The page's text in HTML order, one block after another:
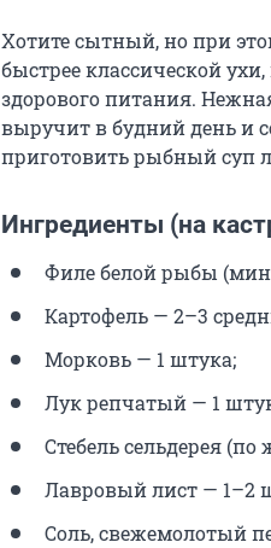
Хотите сытный, но при
быстрее классической
здорового питания.
выручит в будний день и
приготовить рыбный суп
Ингредиенты (на
Филе белой рыбы
Картофель — 2–3
Морковь — 1 штука;
Лук репчатый — 1
Стебель сельдерея
Лавровый лист — 1–2
Соль, свежемолотый